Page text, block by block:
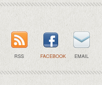
RSS FACEBOOK EMAIL